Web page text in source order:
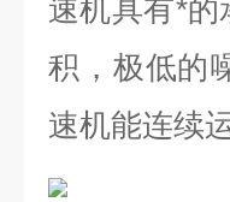
速机具有*
积，极低的
速机能连续